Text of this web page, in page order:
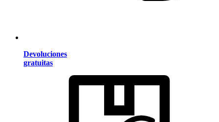
Devoluciones
gratuitas